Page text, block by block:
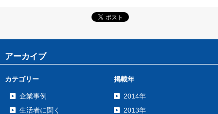
アーカイブ
カテゴリー
企業事例
生活者に聞く
掲載年
2014年
2013年